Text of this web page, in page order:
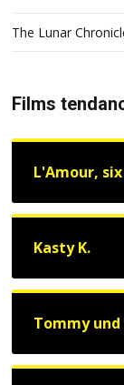
The Lunar
Films
L'Amour,
Kasty K.
Tommy und